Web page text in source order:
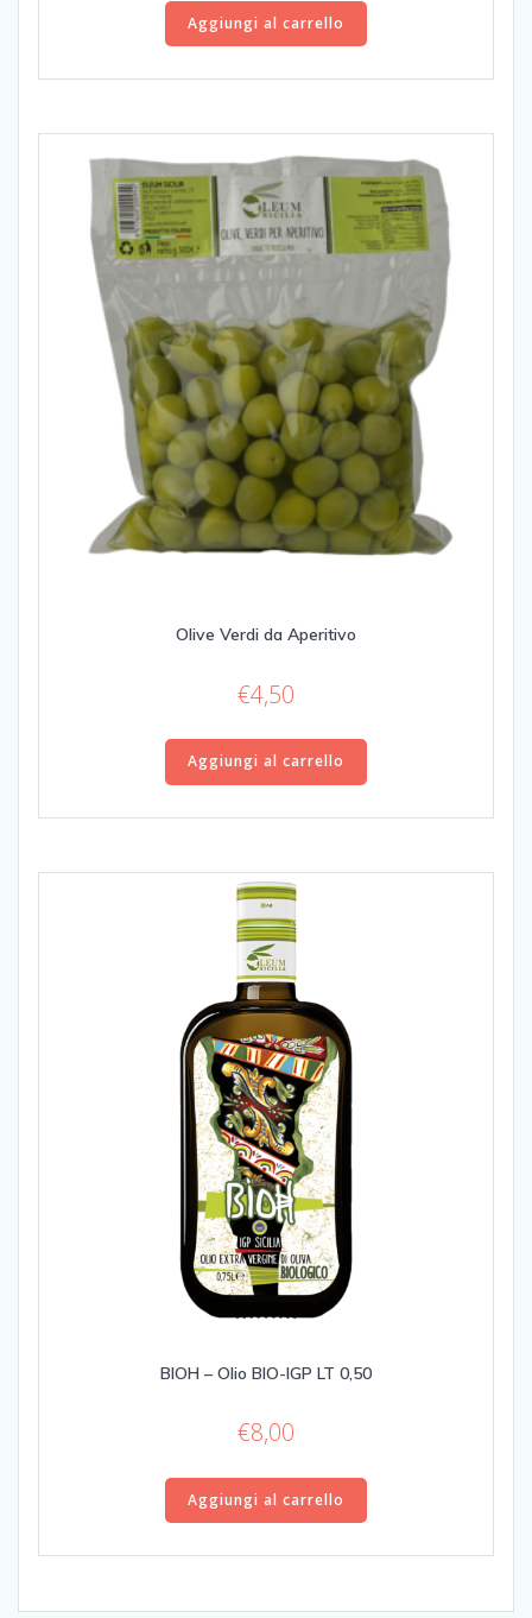
Aggiungi al carrello
Olive Verdi da Aperitivo
€4,50
Aggiungi al carrello
BIOH – Olio BIO-IGP LT 0,50
€8,00
Aggiungi al carrello